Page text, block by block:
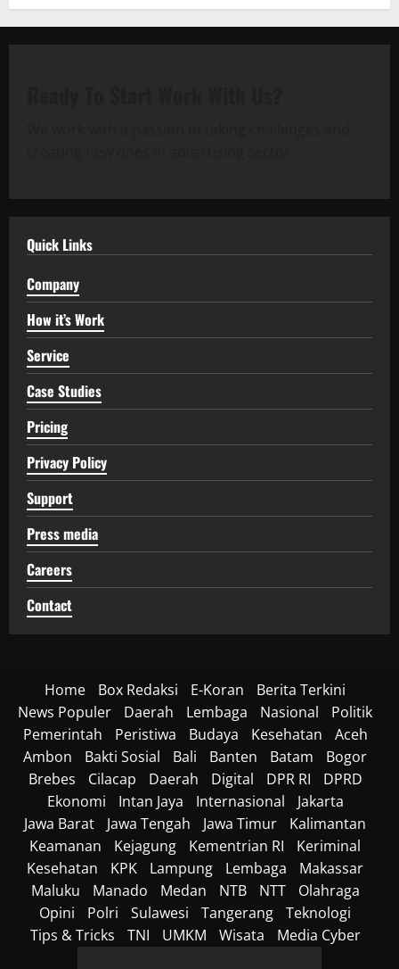
Quick Links
Company
How it’s Work
Service
Case Studies
Pricing
Privacy Policy
Support
Press media
Careers
Contact
Home Box Redaksi E-Koran
Berita Terkini
News Populer
Daerah Lembaga Nasional
Politik
Pemerintah
Peristiwa Budaya Kesehatan
Aceh
Ambon
Bakti Sosial Bali Banten Batam
Bogor
Brebes
Cilacap Daerah Digital DPR RI
DPRD
Ekonomi
Intan Jaya Internasional
Jakarta
Jawa Barat
Jawa Tengah Jawa Timur
Kalimantan
Keamanan
Kejagung Kementrian RI
Keriminal
Kesehatan
KPK Lampung Lembaga
Makassar
Maluku
Manado Medan NTB NTT
Olahraga
Opini
Polri Sulawesi Tangerang
Teknologi
Tips & Tricks
TNI UMKM Wisata Media Cyber